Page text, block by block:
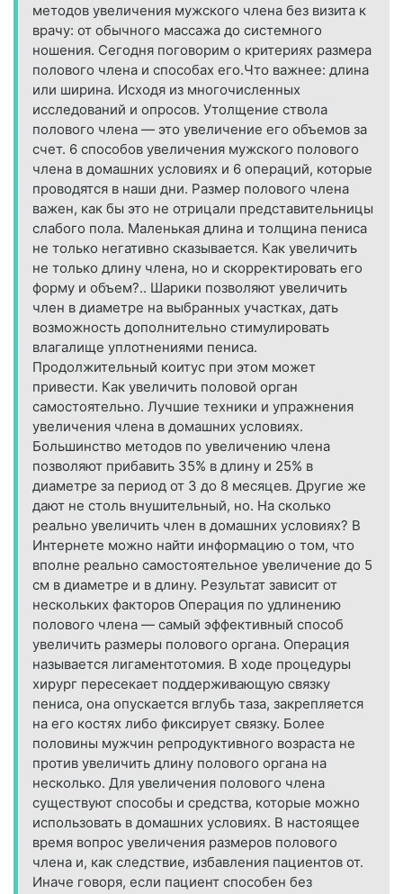
методов увеличения мужского члена без визита к
врачу: от обычного массажа до системного
ношения. Сегодня поговорим о критериях размера
полового члена и способах его.Что важнее: длина
или ширина. Исходя из многочисленных
исследований и опросов. Утолщение ствола
полового члена — это увеличение его объемов за
счет. 6 способов увеличения мужского полового
члена в домашних условиях и 6 операций, которые
проводятся в наши дни. Размер полового члена
важен, как бы это не отрицали представительницы
слабого пола. Маленькая длина и толщина пениса
не только негативно сказывается. Как увеличить
не только длину члена, но и скорректировать его
форму и объем?.. Шарики позволяют увеличить
член в диаметре на выбранных участках, дать
возможность дополнительно стимулировать
влагалище уплотнениями пениса.
Продолжительный коитус при этом может
привести. Как увеличить половой орган
самостоятельно. Лучшие техники и упражнения
увеличения члена в домашних условиях.
Большинство методов по увеличению члена
позволяют прибавить 35% в длину и 25% в
диаметре за период от 3 до 8 месяцев. Другие же
дают не столь внушительный, но. На сколько
реально увеличить член в домашних условиях? В
Интернете можно найти информацию о том, что
вполне реально самостоятельное увеличение до 5
см в диаметре и в длину. Результат зависит от
нескольких факторов Операция по удлинению
полового члена — самый эффективный способ
увеличить размеры полового органа. Операция
называется лигаментотомия. В ходе процедуры
хирург пересекает поддерживающую связку
пениса, она опускается вглубь таза, закрепляется
на его костях либо фиксирует связку. Более
половины мужчин репродуктивного возраста не
против увеличить длину полового органа на
несколько. Для увеличения полового члена
существуют способы и средства, которые можно
использовать в домашних условиях. В настоящее
время вопрос увеличения размеров полового
члена и, как следствие, избавления пациентов от.
Иначе говоря, если пациент способен без